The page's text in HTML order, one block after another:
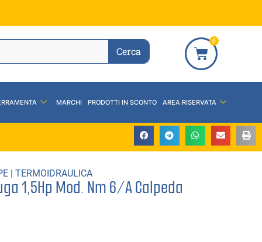
Cerca
0
MARCHI PRODOTTI IN SCONTO AREA RISERVATA
| TERMOIDRAULICA
1,5Hp Mod. Nm 6/A Calpeda